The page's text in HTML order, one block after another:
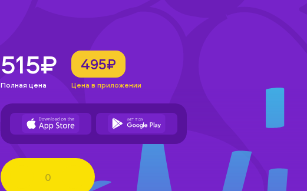
515₽
Полная цена
495₽
Цена в приложении
0